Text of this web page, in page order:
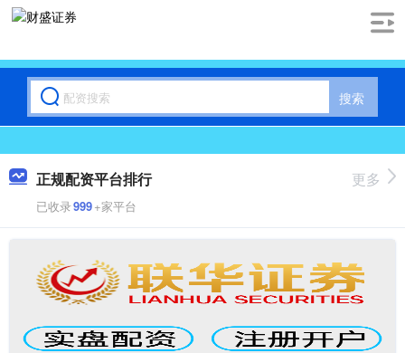
搜索
正规配资平台排行
已收录999+家平台
更多